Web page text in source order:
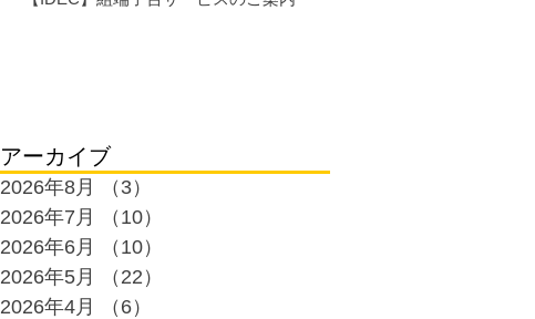
アーカイブ
2026年8月 （3）
2026年7月
（10）
2026年6月
（10）
2026年5月
（22）
2026年4月
（6）